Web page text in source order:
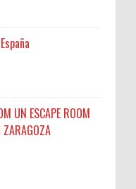
UN ESCAPE ROOM
ZARAGOZA